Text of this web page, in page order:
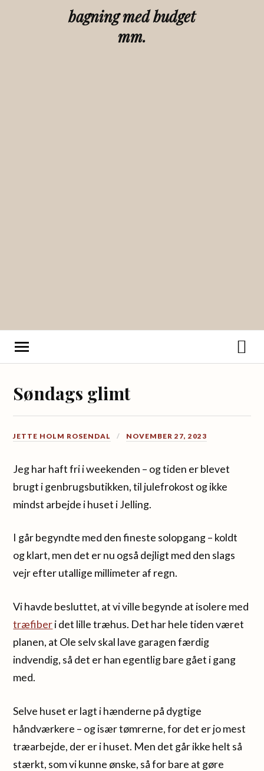
bagning med budget
mm.
Søndags glimt
JETTE HOLM ROSENDAL NOVEMBER 27, 2023
Jeg har haft fri i weekenden – og tiden er blevet
brugt i genbrugsbutikken, til julefrokost og ikke
mindst arbejde i huset i Jelling.
I går begyndte med den fineste solopgang – koldt
og klart, men det er nu også dejligt med den slags
vejr efter utallige millimeter af regn.
Vi havde besluttet, at vi ville begynde at isolere med
træfiberi det lille træhus. Det har hele tiden været
planen, at Ole selv skal lave garagen færdig
indvendig, så det er han egentlig bare gået i gang
med.
Selve huset er lagt i hænderne på dygtige
håndværkere – og især tømrerne, for det er jo mest
træarbejde, der er i huset. Men det går ikke helt så
stærkt, som vi kunne ønske, så for bare at gøre